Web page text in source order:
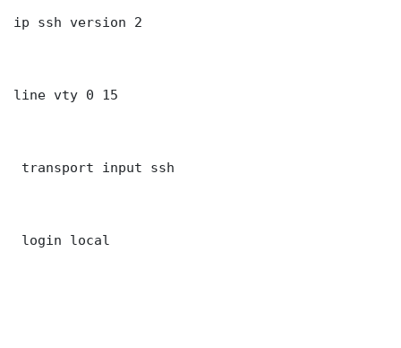
ip ssh version 2
line vty 0 15
transport input ssh
login local